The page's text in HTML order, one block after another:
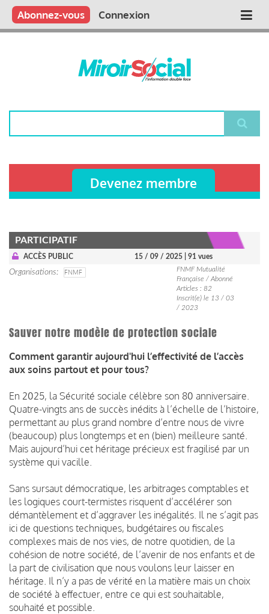
Aller
contenu
Main
Qui sommes nous ?
Vous publiez
Nous publions
Contactez-nous
Abonnez-vous Connexion
Devenez membre
PARTICIPATIF
ACCÈS PUBLIC 15 / 09 / 2025 | 91 vues
Organisations FNMF
FNMF Mutualité
Française / Abonné
Articles : 82
Inscrit(e) le 13 / 03
/ 2023
Sauver notre modèle de protection sociale
Comment garantir aujourd'hui l’effectivité de l’accès
aux soins partout et pour tous?
En 2025, la Sécurité sociale célèbre son 80 anniversaire.
Quatre-vingts ans de succès inédits à l’échelle de l’histoire,
permettant au plus grand nombre d’entre nous de vivre
(beaucoup) plus longtemps et en (bien) meilleure santé.
Mais aujourd’hui cet héritage précieux est fragilisé par un
système qui vacille.
Sans sursaut démocratique, les arbitrages comptables et
les logiques court-termistes risquent d’accélérer son
démantèlement et d’aggraver les inégalités. Il ne s’agit pas
ici de questions techniques, budgétaires ou fiscales
complexes mais de nos vies, de notre quotidien, de la
cohésion de notre société, de l’avenir de nos enfants et de
la part de civilisation que nous voulons leur laisser en
héritage. Il n’y a pas de vérité en la matière mais un choix
de société à effectuer, entre ce qui est souhaitable,
souhaité et possible.